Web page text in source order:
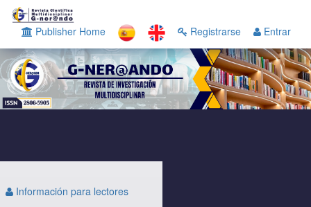
Navegación
principal
Contenido
principal
Barra
lateral
Publisher Home Registrarse Entrar
Información para lectores